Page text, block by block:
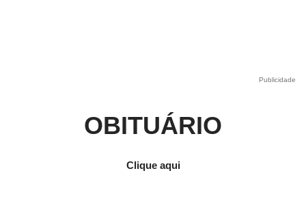
Publicidade
OBITUÁRIO
Clique aqui